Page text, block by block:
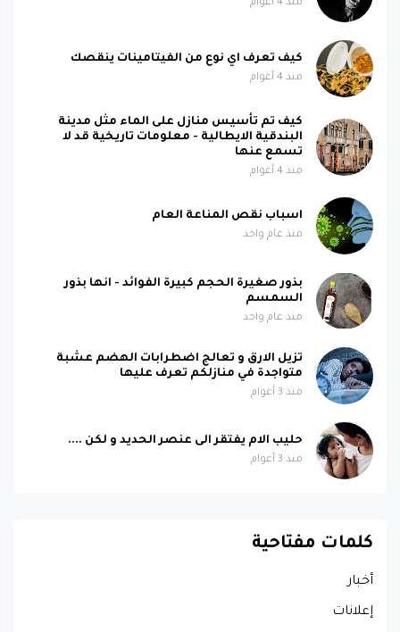
منذ 4 أعوام
كيف تعرف اي نوع من الفيتامينات ينقصك
منذ 4 أعوام
كيف تم تأسيس منازل على الماء مثل مدينة
البندقية الايطالية - معلومات تاريخية قد لا
تسمع عنها
منذ 4 أعوام
اسباب نقص المناعة العام
منذ عام واحد
بذور صغيرة الحجم كبيرة الفوائد - انها بذور
السمسم
منذ عام واحد
تزيل الارق و تعالج اضطرابات الهضم عشبة
متواجدة في منازلكم تعرف عليها
منذ 3 أعوام
حليب الام يفتقر الى عنصر الحديد و لكن ....
منذ 3 أعوام
كلمات مفتاحية
أخبار
إعلانات